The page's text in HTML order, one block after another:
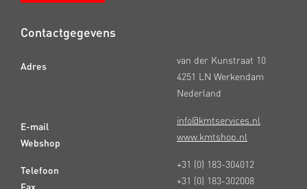
Contactgegevens
Adres
E-mail
Webshop
Telefoon
Fax
van der Kunstraat 10
4251 LN Werkendam
Nederland
info@kmtservices.nl
www.kmtshop.nl
+31 (0) 183-304012
+31 (0) 183-302008